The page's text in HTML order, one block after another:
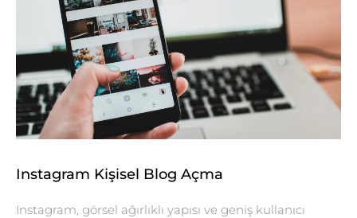
Instagram Kişisel Blog Açma
Instagram, görsel ağırlıklı yapısı ve geniş kullanıcı